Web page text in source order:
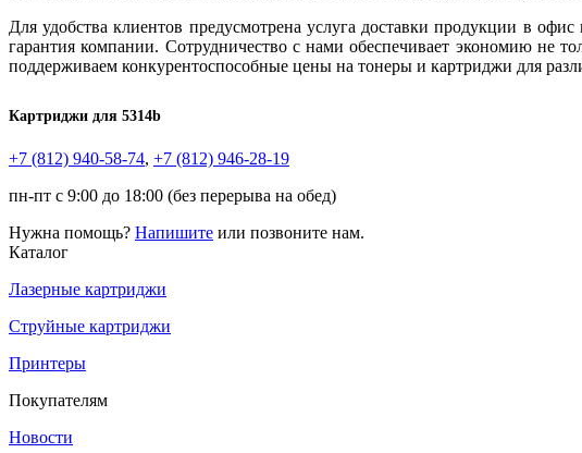
Для удобства клиентов предусмотрена услуга доставки продукции в
гарантия компании. Сотрудничество с нами обеспечивает экономию не
поддерживаем конкурентоспособные цены на тонеры и картриджи для
Картриджи для 5314b
+7 (812) 940-58-74, +7 (812) 946-28-19
пн-пт с 9:00 до 18:00 (без перерыва на обед)
Нужна помощь? Напишите или позвоните нам.
Каталог
Лазерные картриджи
Струйные картриджи
Принтеры
Покупателям
Новости